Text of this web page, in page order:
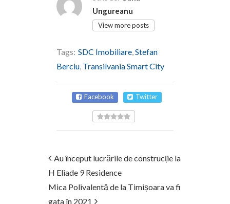
Ungureanu
View more posts
Tags: SDC Imobiliare,Stefan
Berciu, Transilvania Smart City
Facebook Twitter
Au început lucrările de construcție la
H Eliade 9 Residence
Mica Polivalentă de la Timișoara va fi
gata în 2021